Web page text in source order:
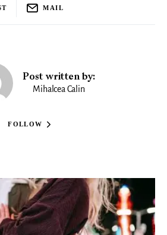
MAIL
Post written by:
Mihalcea Calin
FOLLOW